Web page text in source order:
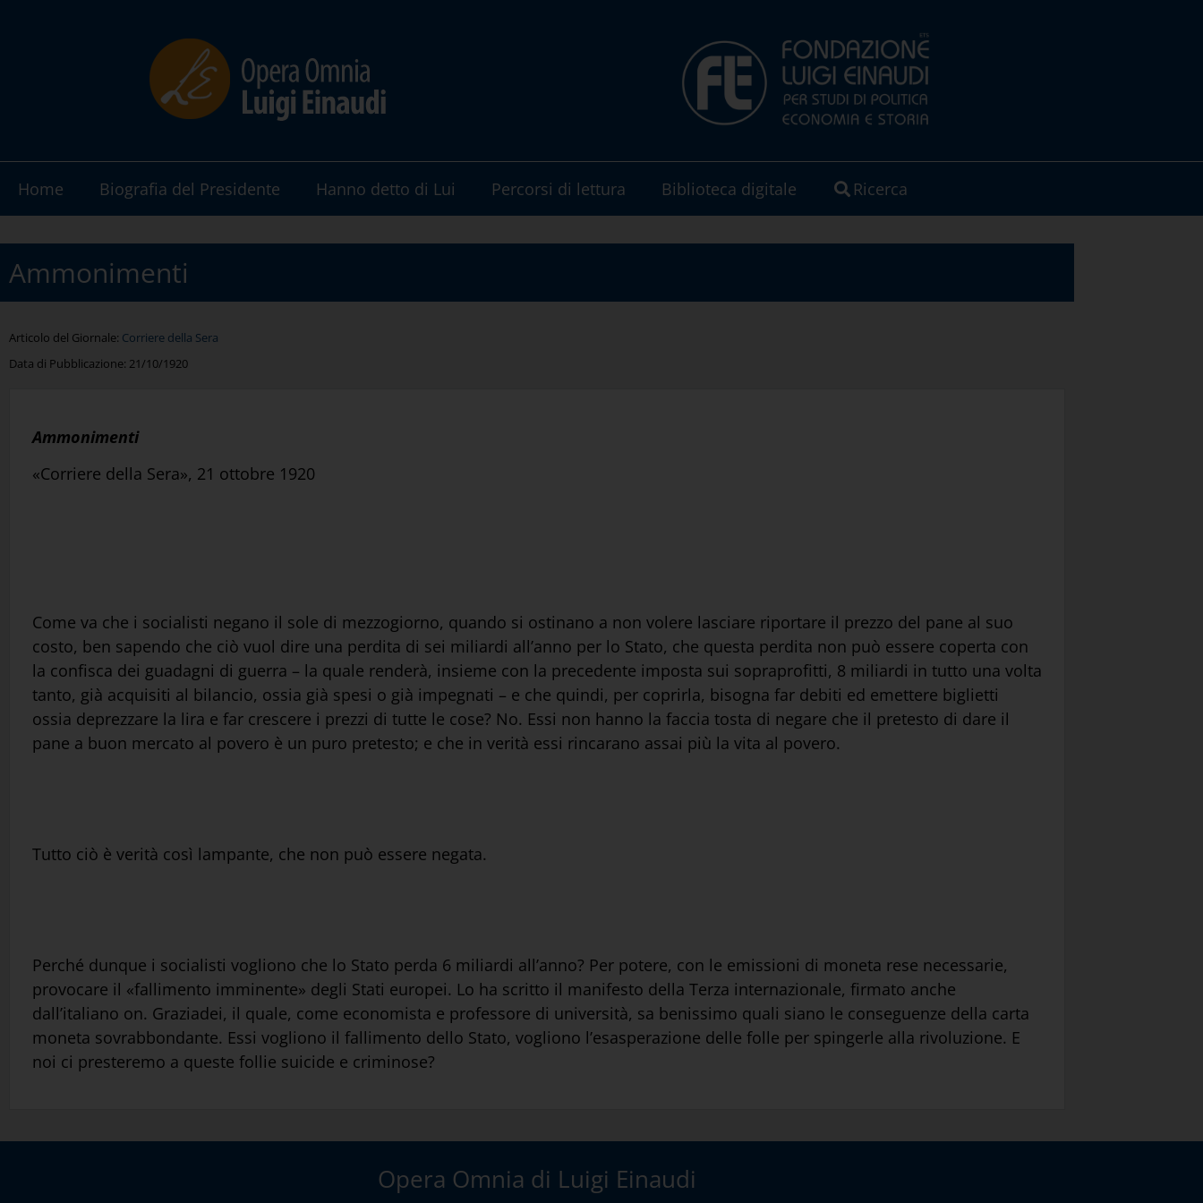
Home Biografia del Presidente Hanno detto di Lui Percorsi di lettura Biblioteca digitale Ricerca
Ammonimenti
Articolo del Giornale: Corriere della Sera
Data di Pubblicazione: 21/10/1920
Ammonimenti
«Corriere della Sera», 21 ottobre 1920
Come va che i socialisti negano il sole di mezzogiorno, quando si ostinano a non volere lasciare riportare il prezzo del pane al suo
costo, ben sapendo che ciò vuol dire una perdita di sei miliardi all’anno per lo Stato, che questa perdita non può essere coperta con
la confisca dei guadagni di guerra – la quale renderà, insieme con la precedente imposta sui sopraprofitti, 8 miliardi in tutto una volta
tanto, già acquisiti al bilancio, ossia già spesi o già impegnati – e che quindi, per coprirla, bisogna far debiti ed emettere biglietti
ossia deprezzare la lira e far crescere i prezzi di tutte le cose? No. Essi non hanno la faccia tosta di negare che il pretesto di dare il
pane a buon mercato al povero è un puro pretesto; e che in verità essi rincarano assai più la vita al povero.
Tutto ciò è verità così lampante, che non può essere negata.
Perché dunque i socialisti vogliono che lo Stato perda 6 miliardi all’anno? Per potere, con le emissioni di moneta rese necessarie,
provocare il «fallimento imminente» degli Stati europei. Lo ha scritto il manifesto della Terza internazionale, firmato anche
dall’italiano on. Graziadei, il quale, come economista e professore di università, sa benissimo quali siano le conseguenze della carta
moneta sovrabbondante. Essi vogliono il fallimento dello Stato, vogliono l’esasperazione delle folle per spingerle alla rivoluzione. E
noi ci presteremo a queste follie suicide e criminose?
Opera Omnia di Luigi Einaudi